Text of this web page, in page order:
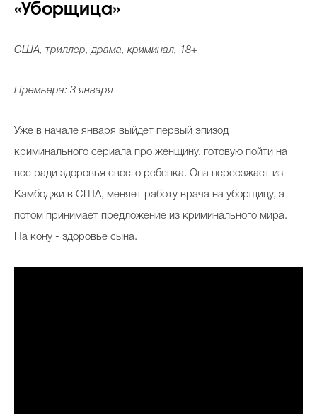
«Уборщица»
США, триллер, драма, криминал, 18+
Премьера: 3 января
Уже в начале января выйдет первый эпизод
криминального сериала про женщину, готовую пойти на
все ради здоровья своего ребенка. Она переезжает из
Камбоджи в США, меняет работу врача на уборщицу, а
потом принимает предложение из криминального мира.
На кону - здоровье сына.